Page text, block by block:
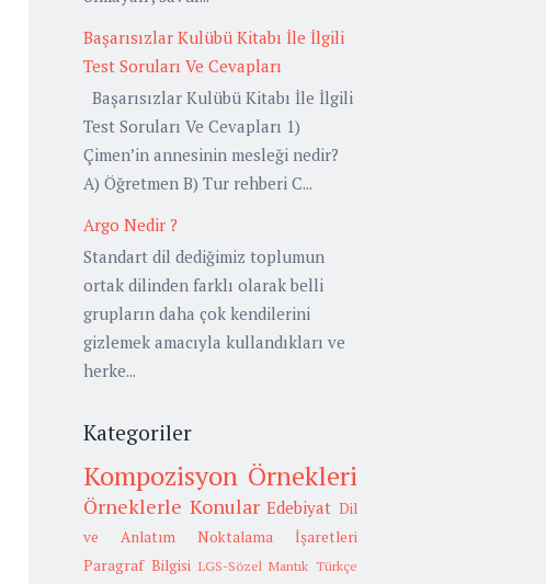
Başarısızlar Kulübü Kitabı İle İlgili
Test Soruları Ve Cevapları
Başarısızlar Kulübü Kitabı İle İlgili
Test Soruları Ve Cevapları 1)
Çimen’in annesinin mesleği nedir?
A) Öğretmen B) Tur rehberi C...
Argo Nedir ?
Standart dil dediğimiz toplumun
ortak dilinden farklı olarak belli
grupların daha çok kendilerini
gizlemek amacıyla kullandıkları ve
herke...
Kategoriler
Kompozisyon Örnekleri
Örneklerle Konular Edebiyat Dil
ve Anlatım
Noktalama İşaretleri
Paragraf Bilgisi LGS-Sözel Mantık Türkçe